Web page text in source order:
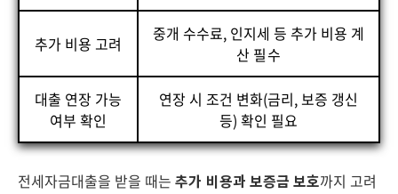
추가 비용 고려
중개 수수료, 인지세 등 추가 비용 계
산 필수
대출 연장 가능
여부 확인
연장 시 조건 변화(금리, 보증 갱신
등) 확인 필요
전세자금대출을 받을 때는추가 비용과 보증금 보호까지 고려